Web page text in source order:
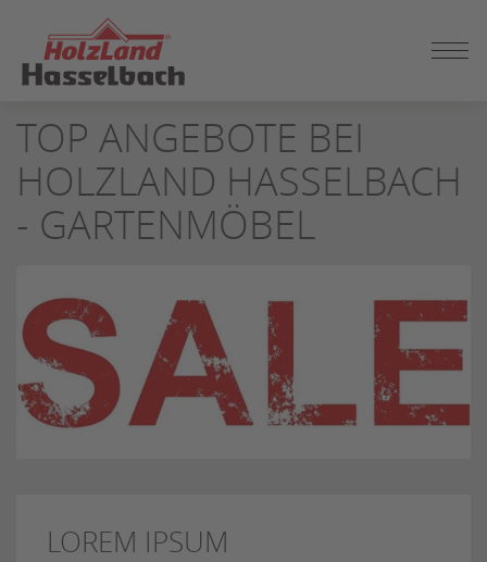
SEITENINHALT
SPRINGEN
TOP ANGEBOTE BEI
HOLZLAND HASSELBACH
- GARTENMÖBEL
LOREM IPSUM